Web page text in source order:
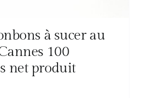
à sucer au
100
net produit